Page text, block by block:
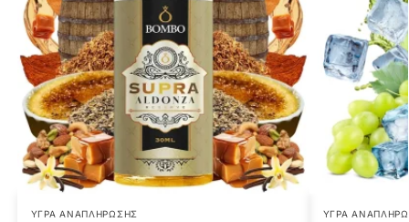
ΥΓΡΆ ΑΝΑΠΛΉΡΩΣΗΣ ΥΓΡΆ